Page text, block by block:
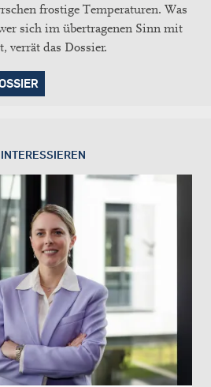
frostige Temperaturen. Was
sich im übertragenen Sinn mit
verrät das Dossier.